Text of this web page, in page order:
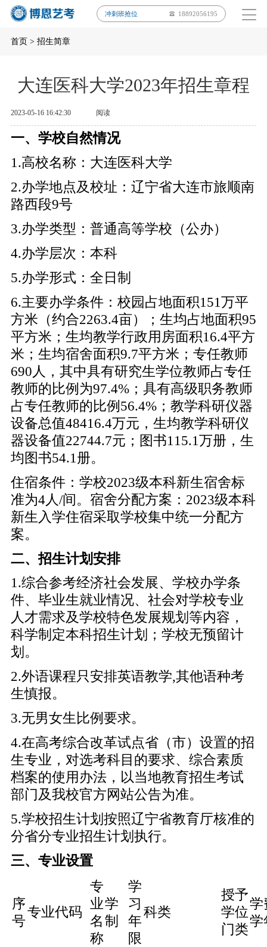
冲刺班抢位 18892056195
首页> 招生简章
大连医科大学2023年招生章程
2023-05-16 16:42:30 阅读
一、学校自然情况
1.高校名称：大连医科大学
2.办学地点及校址：辽宁省大连市旅顺南
路西段9号
3.办学类型：普通高等学校（公办）
4.办学层次：本科
5.办学形式：全日制
6.主要办学条件：校园占地面积151万平
方米（约合2263.4亩）；生均占地面积95
平方米；生均教学行政用房面积16.4平方
米；生均宿舍面积9.7平方米；专任教师
690人，其中具有研究生学位教师占专任
教师的比例为97.4%；具有高级职务教师
占专任教师的比例56.4%；教学科研仪器
设备总值48416.4万元，生均教学科研仪
器设备值22744.7元；图书115.1万册，生
均图书54.1册。
住宿条件：学校2023级本科新生宿舍标
准为4人/间。宿舍分配方案：2023级本科
新生入学住宿采取学校集中统一分配方
案。
二、招生计划安排
1.综合参考经济社会发展、学校办学条
件、毕业生就业情况、社会对学校专业
人才需求及学校特色发展规划等内容，
科学制定本科招生计划；学校无预留计
划。
2.外语课程只安排英语教学,其他语种考
生慎报。
3.无男女生比例要求。
4.在高考综合改革试点省（市）设置的招
生专业，对选考科目的要求、综合素质
档案的使用办法，以当地教育招生考试
部门及我校官方网站公告为准。
5.学校招生计划按照辽宁省教育厅核准的
分省分专业招生计划执行。
三、专业设置
序
号
专业代码
专
业
名
称
学
制
学
习
年
限
科类
授予
学位
门类
学
学